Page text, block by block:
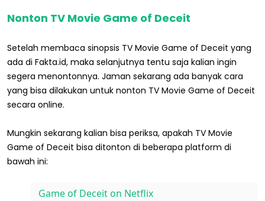
Nonton TV Movie Game of Deceit
Setelah membaca sinopsis TV Movie Game of Deceit yang
ada di Fakta.id, maka selanjutnya tentu saja kalian ingin
segera menontonnya. Jaman sekarang ada banyak cara
yang bisa dilakukan untuk nonton TV Movie Game of Deceit
secara online.
Mungkin sekarang kalian bisa periksa, apakah TV Movie
Game of Deceit bisa ditonton di beberapa platform di
bawah ini:
Game of Deceit on Netflix